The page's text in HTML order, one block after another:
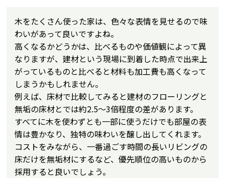
木をたくさん使った家は、色々な表情を見せるので味
わいがあって良いですよね。
高くなるかどうかは、比べるものや価値観によって異
なりますが、建材という現場に到着した時点で出来上
がっているものと比べると材料も加工費も高くなって
しまうかもしれません。
例えば、床材で比較してみると建材のフローリングと
無垢の床材とでは約2.5～3倍程度の差があります。
すべてに木を使わずとも一部に使うだけでも部屋の表
情は豊かなり、独特の味わいを醸し出してくれます。
コストをみながら、一番過ごす時間の長いリビングの
床だけを無垢材にするなど、優先順位の高いものから
採用すると良いでしょう。